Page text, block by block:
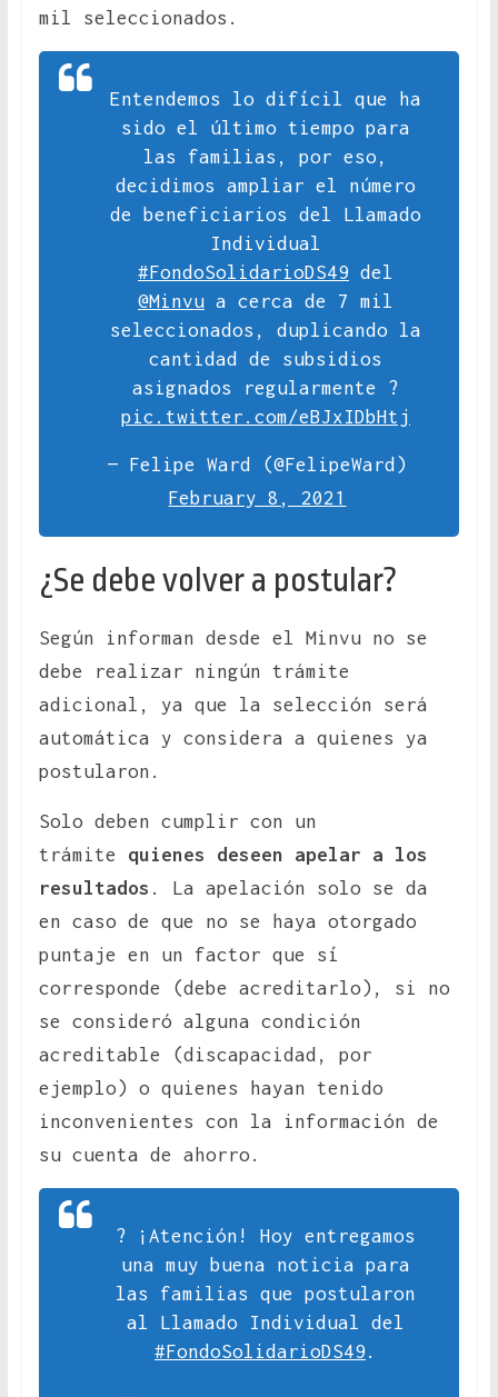
mil seleccionados.
Entendemos lo difícil que ha
sido el último tiempo para
las familias, por eso,
decidimos ampliar el número
de beneficiarios del Llamado
Individual
#FondoSolidarioDS49 del
@Minvua cerca de 7 mil
seleccionados, duplicando la
cantidad de subsidios
asignados regularmente ?
pic.twitter.com/eBJxIDbHtj
— Felipe Ward (@FelipeWard)
February 8, 2021
¿Se debe volver a postular?
Según informan desde el Minvu no se
debe realizar ningún trámite
adicional, ya que la selección será
automática y considera a quienes ya
postularon.
Solo deben cumplir con un
trámite quienes deseen apelar a los
resultados . La apelación solo se da
en caso de que no se haya otorgado
puntaje en un factor que sí
corresponde (debe acreditarlo), si no
se consideró alguna condición
acreditable (discapacidad, por
ejemplo) o quienes hayan tenido
inconvenientes con la información de
su cuenta de ahorro.
? ¡Atención! Hoy entregamos
una muy buena noticia para
las familias que postularon
al Llamado Individual del
#FondoSolidarioDS49 .